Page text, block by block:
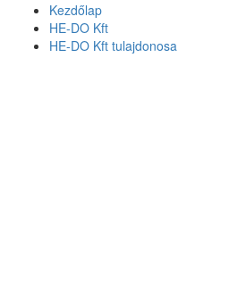
Kezdőlap
HE-DO Kft
HE-DO Kft tulajdonosa